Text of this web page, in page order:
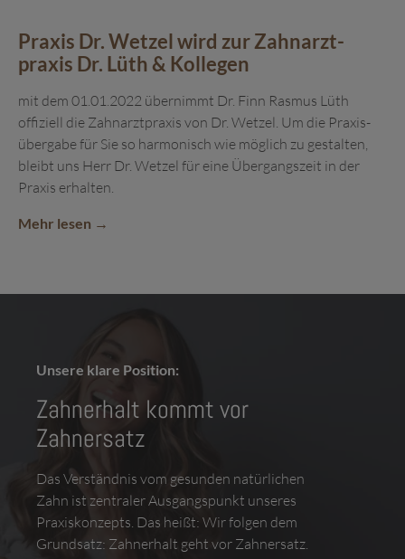
Praxis Dr. Wetzel wird zur Zahn­arzt­
praxis Dr. Lüth & Kollegen
mit dem 01.01.2022 übernimmt Dr. Finn Rasmus Lüth
offiziell die Zahn­arzt­praxis von Dr. Wetzel. Um die Praxis­
über­gabe für Sie so harmonisch wie möglich zu gestalten,
bleibt uns Herr Dr. Wetzel für eine Über­gangs­zeit in der
Praxis erhalten.
Mehr lesen
Unsere klare Position:
Zahnerhalt kommt vor
Zahnersatz
Das Verständnis vom gesunden natürlichen
Zahn ist zentraler Ausgangs­punkt unseres
Praxis­konzepts. Das heißt: Wir folgen dem
Grund­satz: Zahn­erhalt geht vor Zahn­ersatz.